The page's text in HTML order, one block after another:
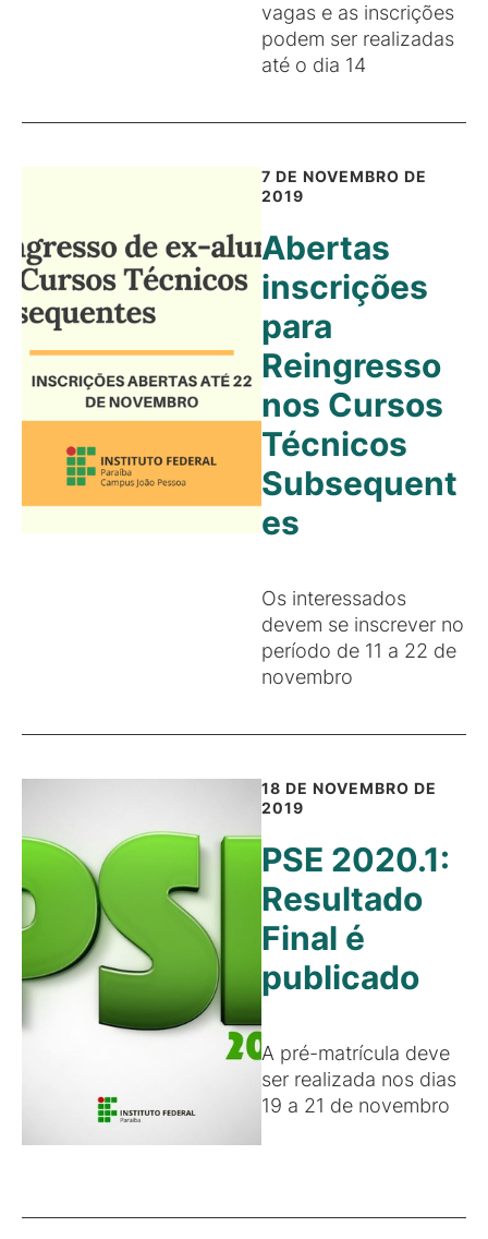
vagas e as inscrições
podem ser realizadas
até o dia 14
7 DE NOVEMBRO DE
2019
Abertas
inscrições
para
Reingresso
nos Cursos
Técnicos
Subsequent
es
Os interessados
devem se inscrever no
período de 11 a 22 de
novembro
18 DE NOVEMBRO DE
2019
PSE 2020.1:
Resultado
Final é
publicado
A pré-matrícula deve
ser realizada nos dias
19 a 21 de novembro